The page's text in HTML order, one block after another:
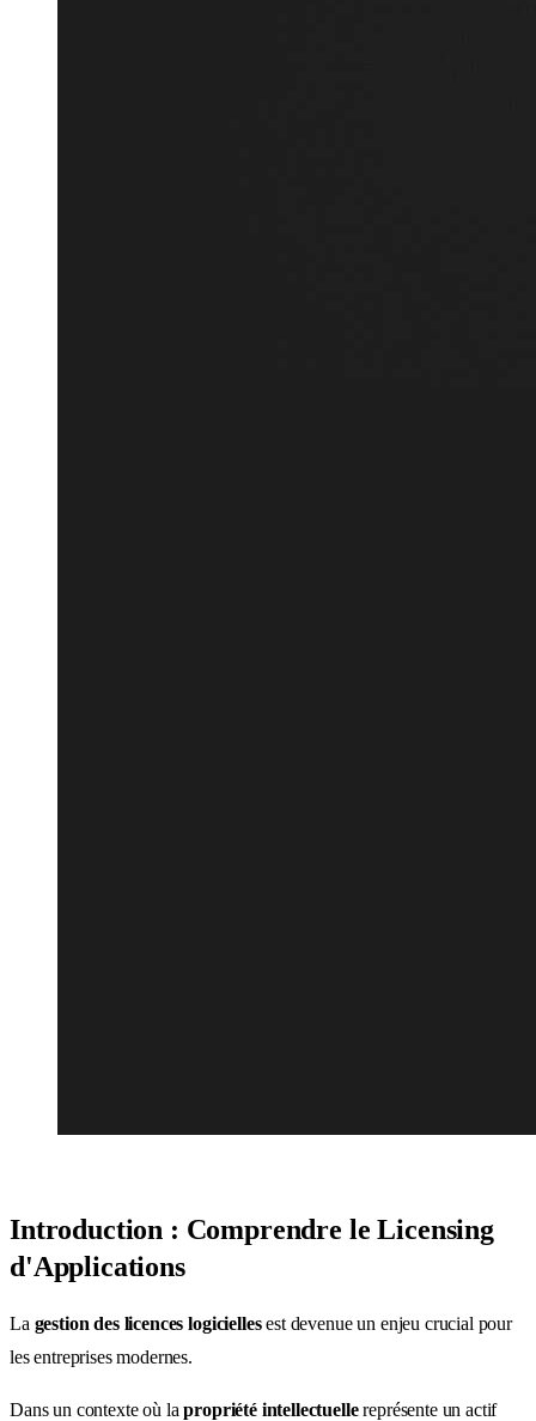
Introduction : Comprendre le Licensing
d'Applications
La gestion des licences logiciellesest devenue un enjeu crucial pour
les entreprises modernes.
Dans un contexte où lapropriété intellectuellereprésente un actif